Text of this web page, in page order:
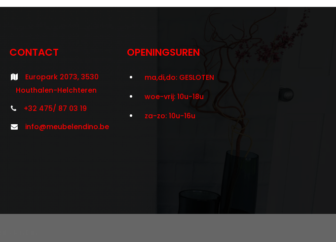
CONTACT
Europark 2073, 3530
Houthalen-Helchteren
+32 475/ 87 03 19
info@meubelendino.be
OPENINGSUREN
ma,di,do: GESLOTEN
woe-vrij: 10u-18u
za-zo: 10u-16u